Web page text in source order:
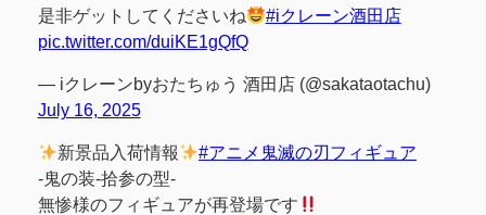
是非ゲットしてくださいね
#iクレーン酒田店
pic.twitter.com/duiKE1gQfQ
— iクレーンbyおたちゅう 酒田店 (@sakataotachu)
July 16, 2025
新景品入荷情報
#アニメ鬼滅の刃フィギュア
-鬼の装-拾参の型-
無惨様のフィギュアが再登場です